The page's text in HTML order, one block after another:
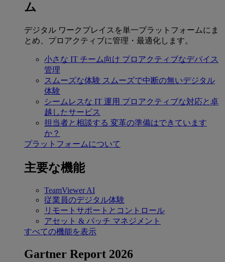
ム
デジタル ワークプレイスを単一プラットフォームにま
とめ、プロアクティブに管理・最適化します。
小さな IT チーム向け プロアクティブなデバイス
管理
スムーズな体験 スムーズで中断の無いデジタル
体験
シームレスな IT 運用 プロアクティブな対応と卓
越したサービス
担当者と相談する 変革の準備はできています
か？
プラットフォームについて
主要な機能
TeamViewer AI
従業員のデジタル体験
リモートサポートとコントロール
アセット & パッチ マネジメント
すべての機能を表示
Gartner Report 2026